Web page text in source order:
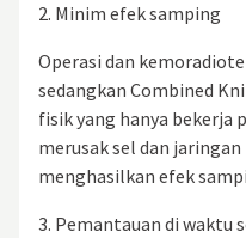
2. Minim efek samping
Operasi dan
sedangkan Combined
fisik yang hanya bekerja
merusak sel dan
menghasilkan efek
3. Pemantauan di waktu